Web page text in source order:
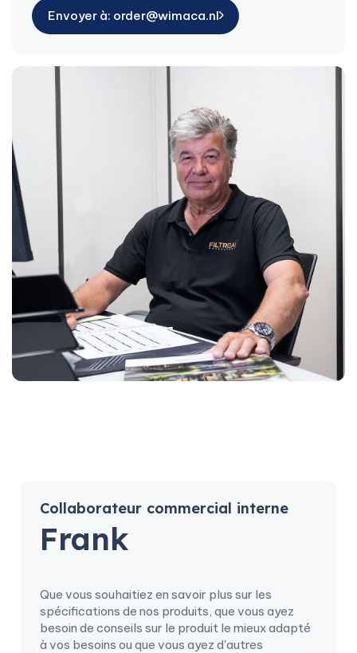
Envoyer à: order@wimaca.nl
Collaborateur commercial interne
Frank
Que vous souhaitiez en savoir plus sur les
spécifications de nos produits, que vous ayez
besoin de conseils sur le produit le mieux adapté
à vos besoins ou que vous ayez d'autres